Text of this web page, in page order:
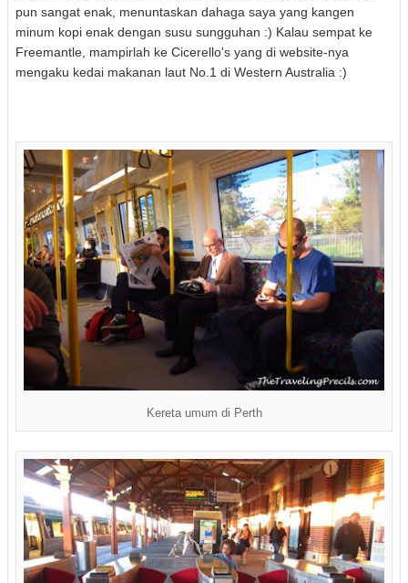
pun sangat enak, menuntaskan dahaga saya yang kangen
minum kopi enak dengan susu sungguhan :) Kalau sempat ke
Freemantle, mampirlah ke Cicerello's yang di website-nya
mengaku kedai makanan laut No.1 di Western Australia :)
Kereta umum di Perth